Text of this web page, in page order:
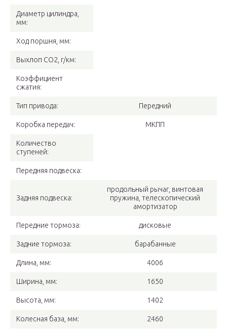
Диaметр цилиндра,
мм:
Ход поршня, мм:
Выхлоп CO2, г/км:
Коэффициент
сжатия:
Тип привода: Передний
Коробка передач: МКПП
Количество
ступеней:
Передняя подвеска:
Задняя подвеска:
продольный рычаг, винтовая
пружина, телескопический
амортизатор
Передние тормоза: дисковые
Задние тормоза: барабанные
Длина, мм: 4006
Ширина, мм: 1650
Высота, мм: 1402
Колесная база, мм: 2460